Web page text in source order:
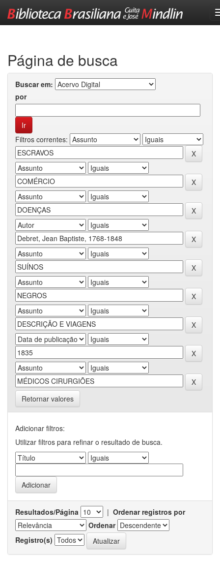
Página de busca
Buscar em:
por
Filtros correntes:
Retornar valores
Adicionar filtros:
Utilizar filtros para refinar o resultado de busca.
Resultados/Página | Ordenar registros por
Ordenar
Registro(s)